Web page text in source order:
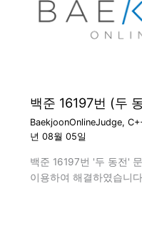
백준 16197번 (두
BaekjoonOnlineJudge,
년 08월 05일
백준 16197번 '두 동전'
이용하여 해결하였습니